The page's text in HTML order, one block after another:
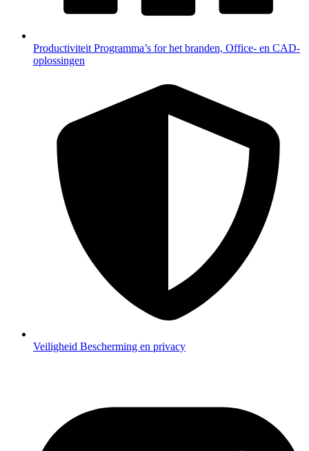
Productiviteit Programma’s for het branden, Office- en CAD-
oplossingen
Veiligheid Bescherming en privacy